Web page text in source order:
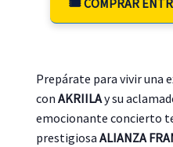
🎟️ COMPRAR
Prepárate para vivir una
conAKRIILAy su
emocionante concierto
prestigiosaALIANZA